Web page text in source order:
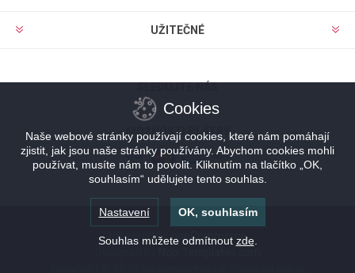
UŽITEČNÉ
MOŽNOSTI PLATBY
Powered bynopCommerce
Cookies
Naše webové stránky používají cookies, které nám pomáhají
zjistit, jak jsou naše stránky používány. Abychom cookies mohli
používat, musíte nám to povolit. Kliknutím na tlačítko „OK,
souhlasím“ udělujete tento souhlas.
Nastavení OK, souhlasím
Souhlas můžete odmítnout zde.